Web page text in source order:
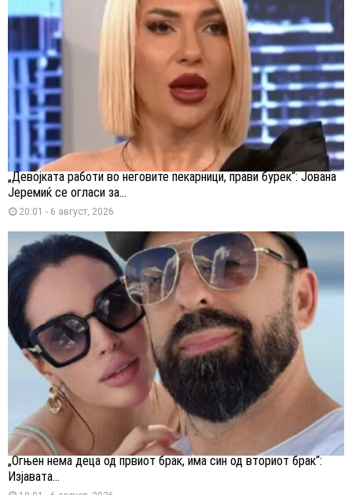
„Девојката работи во неговите пекарници, прави бурек“: Јована
Јеремиќ се огласи за...
20:01 - 6 август, 2026
„Огњен нема деца од првиот брак, има син од вториот брак“:
Изјавата...